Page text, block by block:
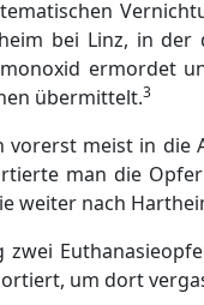
bei Linz, in
ermordet
übermittelt.3
meist in die
man die
weiter nach
um dort